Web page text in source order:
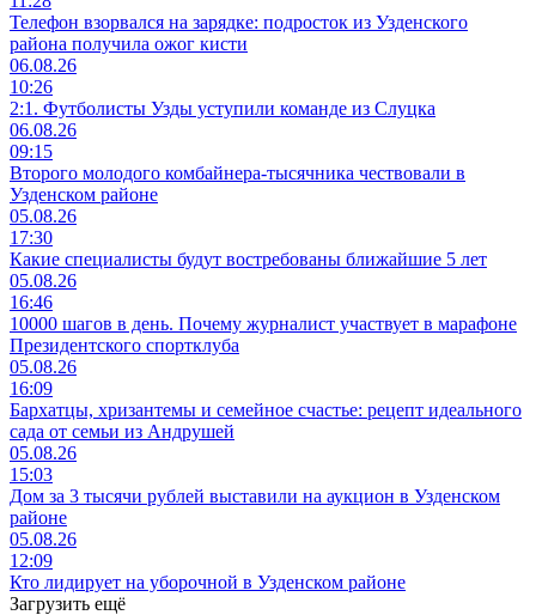
Телефон взорвался на зарядке: подросток из Узденского
района получила ожог кисти
06.08.26
10:26
2:1. Футболисты Узды уступили команде из Слуцка
06.08.26
09:15
Второго молодого комбайнера-тысячника чествовали в
Узденском районе
05.08.26
17:30
Какие специалисты будут востребованы ближайшие 5 лет
05.08.26
16:46
10000 шагов в день. Почему журналист участвует в марафоне
Президентского спортклуба
05.08.26
16:09
Бархатцы, хризантемы и семейное счастье: рецепт идеального
сада от семьи из Андрушей
05.08.26
15:03
Дом за 3 тысячи рублей выставили на аукцион в Узденском
районе
05.08.26
12:09
Кто лидирует на уборочной в Узденском районе
Загрузить ещё